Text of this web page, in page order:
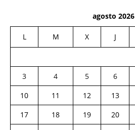
agosto 2026
L M X J
3
4 5 6
10
11 12 13
17
18 19 20